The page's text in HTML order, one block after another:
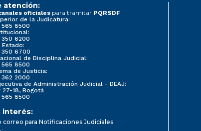
atención:
oficiales para tramitar PQRSDF
de la Judicatura:
8500
6200
Estado:
350 6700
de Disciplina Judicial:
8500
de Justicia:
2000
de Administración Judicial - DEAJ:
27-18, Bogotá
8500
interés:
correo para Notificaciones Judiciales